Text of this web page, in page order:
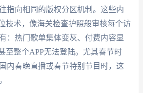
指向相同的版权分区机制。这些内
技术，像海关检查护照般审核每个访
：热门歌单集体变灰、付费内容显
至整个APP无法登陆。尤其春节时
内春晚直播或春节特别节目时，这